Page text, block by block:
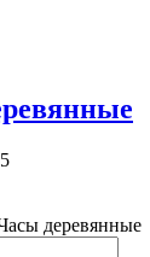
деревянные